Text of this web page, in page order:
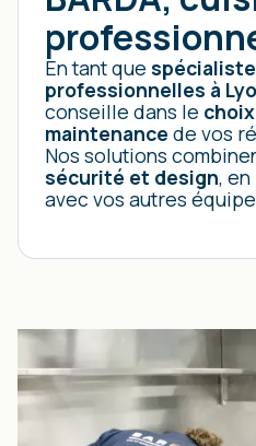
En tant que
professionnelles à
conseille dans le
maintenance de vos
Nos solutions
sécurité et design,
avec vos autres